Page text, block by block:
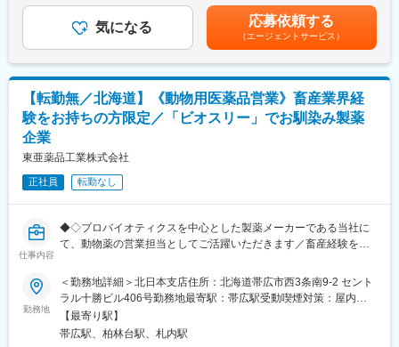
・資格取得後は、資格手当として給与にも反映されます。
・残業20h以内
・スケジュールに合わせて直行直帰可
・転居を伴う転勤はありません
・最近、健康のことで困っていることがないかなど、親身にお話
を聞くことで、お客様と信頼関係を築き、お客様の健康管理に貢
献することができます。
・「この薬すごく効き目があって良かったよ。」「こないだのリ
ンゴ酢美味しかった！ちょうどまた買おうと思ってたの。来てく
れてありがとう。」など、「ありがとう」という言葉が一番のや
りがいです。
変更の範囲：会社の定める業務
・勉強会の実施
・学会やセミナーの企画および参加（ブース展示など）
・関係機関：JA・官公庁など
各支店または駐在地から、特約代理店・獣医師・生産者（養牛・
販売する営業活動を行っていただきます。一人ひとりが各エリア
ます。
他社と差別化された独自配合の当社製品は市場の中でも優位性が
アにあった提案活動を進められる環境で、営業としての”やりが
い”を感じながら大きく成長できる環境です。
■組織体制：
※給与詳細はこれまでの経験・スキル・年齢に応じて決定します。
※管理職採用の場合は時間外手当は発生しません。賃金はあくまで
も目安の金額であり、選考を通じて上下する可能性があります。
月給(月額)は固定手当を含めた表記です。
気になる 応募依頼する
（エージェントサービス）
【転勤無／北海道】《動物用医薬品営業》畜産業界経
験をお持ちの方限定／「ビオスリー」でお馴染み製薬
企業
東亜薬品工業株式会社
正社員 転勤なし
仕事内容
◆◇プロバイオティクスを中心とした製薬メーカーである当社に
て、動物薬の営業担当としてご活躍いただきます／畜産経験をお
■業務内容：
「ビオスリー」を代表とする製薬企業の当社にて「動物用医薬
品」の営業をお任せいたします！
・代理店や獣医師、畜産生産者への訪問（売上進捗、案件などの
勤務地
＜勤務地詳細＞北日本支店住所：北海道帯広市西3条南9-2 セント
ラル十勝ビル406号勤務地最寄駅：帯広駅受動喫煙対策：屋内全
面禁煙変更の範囲：会社の定める事業所
【最寄り駅】
帯広駅、柏林台駅、札内駅